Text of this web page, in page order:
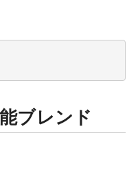
ブレンド